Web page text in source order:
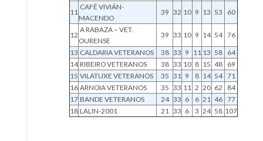
11
CAFÉ VIVIÁN-
MACENDO
39 32 10 9 13 53 60
12
A RABAZA – VET.
OURENSE
39 33 10 9 14 54 76
13 CALDARIA VETERANOS 38 33 9 11 13 58
64
14 RIBEIRO VETERANOS 38 33 10 8 15 48
69
15 VILATUXE VETERANOS 35 31 9 8 14 54 71
16 ARNOIA VETERANOS 35 33 11 2 20 62
84
17 BANDE VETERANOS 24 33 6 6 21 46 77
18 LALIN-2001 21 33 6 3 24 58 107